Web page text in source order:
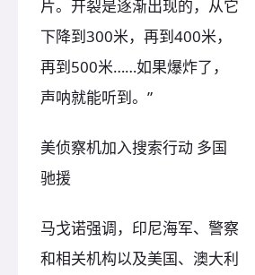
片。开裂是逐渐出现的，从它
下降到300米，再到400米，
再到500米……如果爆炸了，
声呐就能听到。”
美侦察机加入搜索行动 多国
驰援
马戈诺强调，印尼海军、警察
和相关机构以及美国、澳大利